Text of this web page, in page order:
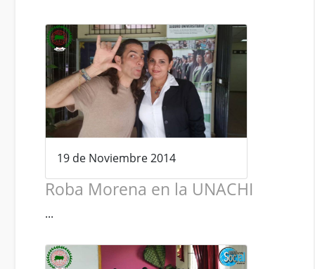
19 de Noviembre 2014
Roba Morena en la UNACHI
...